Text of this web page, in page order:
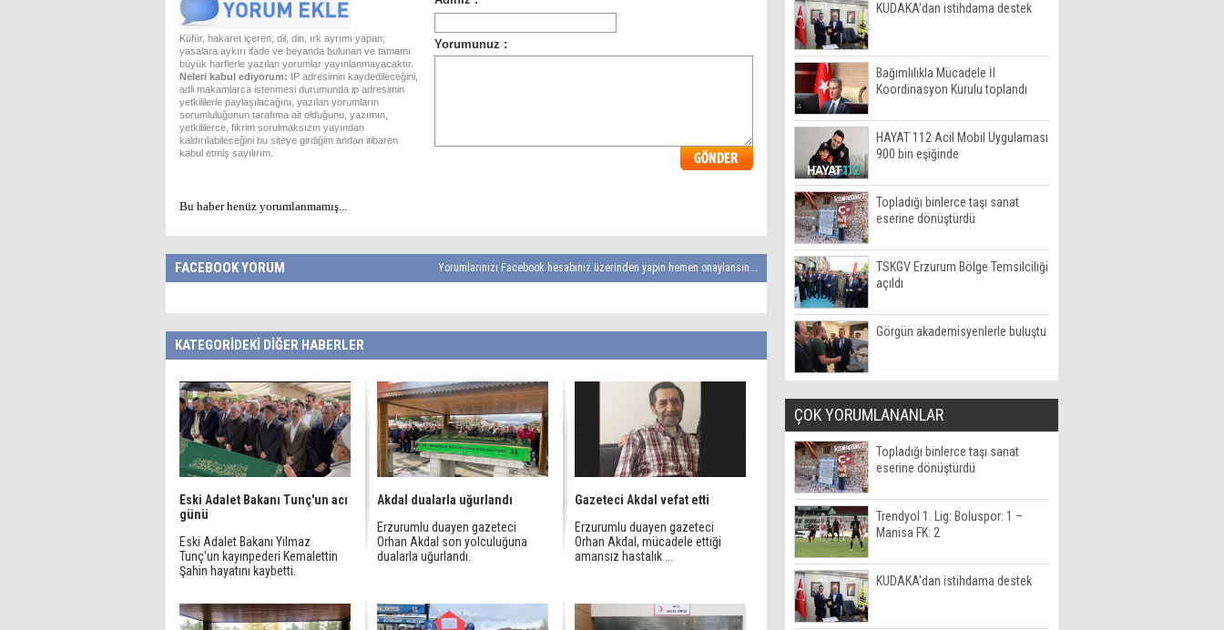
Küfür, hakaret içeren; dil, din, ırk ayrımı yapan;
yasalara aykırı ifade ve beyanda bulunan ve tamamı
büyük harflerle yazılan yorumlar yayınlanmayacaktır.
Neleri kabul ediyorum: IP adresimin kaydedileceğini,
adli makamlarca istenmesi durumunda ip adresimin
yetkililerle paylaşılacağını, yazılan yorumların
sorumluluğunun tarafıma ait olduğunu, yazımın,
yetkililerce, fikrim sorulmaksızın yayından
kaldırılabileceğini bu siteye girdiğim andan itibaren
kabul etmiş sayılırım.
Bu haber henüz yorumlanmamış...
FACEBOOK YORUM Yorumlarınızı Facebook hesabınız üzerinden yapın hemen onaylansın...
KATEGORİDEKİ DİĞER HABERLER
Eski Adalet Bakanı Tunç'un acı
günü
Eski Adalet Bakanı Yılmaz
Tunç'un kayınpederi Kemalettin
Şahin hayatını kaybetti.
Akdal dualarla uğurlandı
Erzurumlu duayen gazeteci
Orhan Akdal son yolculuğuna
dualarla uğurlandı.
Gazeteci Akdal vefat etti
Erzurumlu duayen gazeteci
Orhan Akdal, mücadele ettiği
amansız hastalık ...
KUDAKA'dan istihdama destek
Bağımlılıkla Mücadele İl
Koordinasyon Kurulu toplandı
HAYAT 112 Acil Mobil Uygulaması
900 bin eşiğinde
Topladığı binlerce taşı sanat
eserine dönüştürdü
TSKGV Erzurum Bölge Temsilciliği
açıldı
Görgün akademisyenlerle buluştu
ÇOK YORUMLANANLAR
Topladığı binlerce taşı sanat
eserine dönüştürdü
Trendyol 1. Lig: Boluspor: 1 –
Manisa FK: 2
KUDAKA'dan istihdama destek